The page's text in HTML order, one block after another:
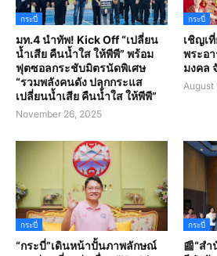
กระบี่
มท.4 นำทัพ! Kick Off “เปลี่ยน
น้ำเสีย คืนน้ำใส ให้พีพี” พร้อม
ฟุตซอลกระชับมิตรนัดพิเศษ
“รวมพลังคนดัง ปลุกกระแส
เปลี่ยนน้ำเสีย คืนน้ำใส ให้พีพี”
November 26, 2025
กระบี่
เชิญเ
พระอ
มงคล
August
กระบี่
“กระบี่”เดินหน้าปั้นภาพลักษณ์
กระบี่
📰“สํา